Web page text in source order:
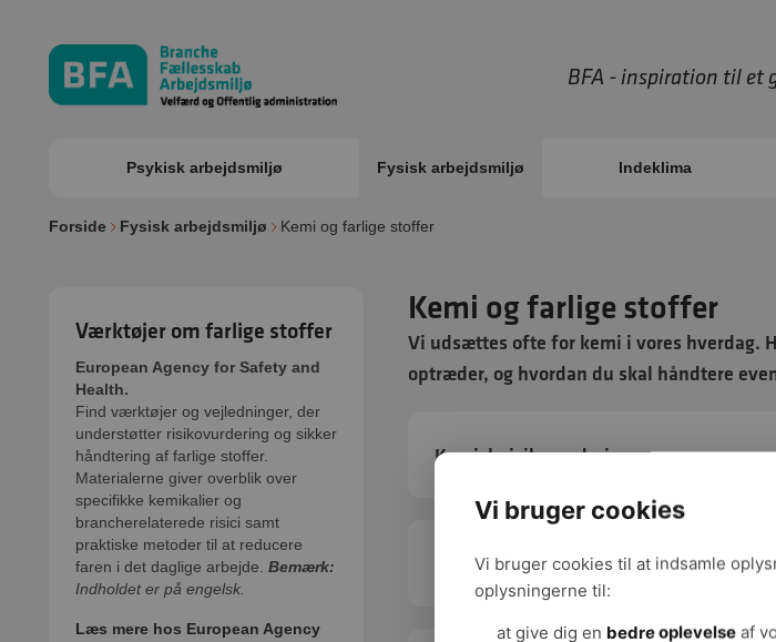
BFA - inspiration til et
Psykisk arbejdsmiljø Fysisk arbejdsmiljø Indeklima
Forside Fysisk arbejdsmiljø Kemi og farlige stoffer
Værktøjer om farlige stoffer
European Agency for Safety and
Health.
Find værktøjer og vejledninger, der
understøtter risikovurdering og sikker
håndtering af farlige stoffer.
Materialerne giver overblik over
specifikke kemikalier og
brancherelaterede risici samt
praktiske metoder til at reducere
faren i det daglige arbejde. Bemærk:
Indholdet er på engelsk.
Læs mere hos European Agency
Kemi og farlige stoffer
Vi udsættes ofte for kemi i vores hverdag.
optræder, og hvordan du skal håndtere
Kemisk risikovurdering
Gode råd om kemi og farlige materialer
Vi bruger cookies
Vi bruger cookies til at indsamle
oplysningerne til:
at give dig en bedre oplevelse af